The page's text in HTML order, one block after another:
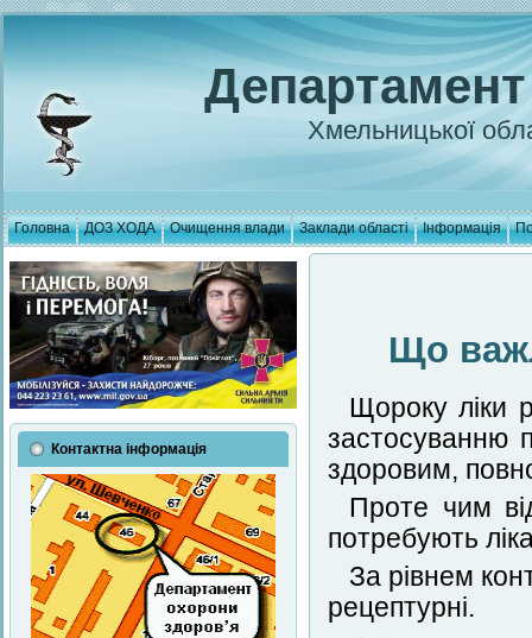
Хмельницької
Головна ДОЗ ХОДА Очищення влади Заклади області Інформація
Контактна інформація
Що
Щороку ліки
застосуванню
здоровим,
Проте чим
потребують
За рівнем
рецептурні.